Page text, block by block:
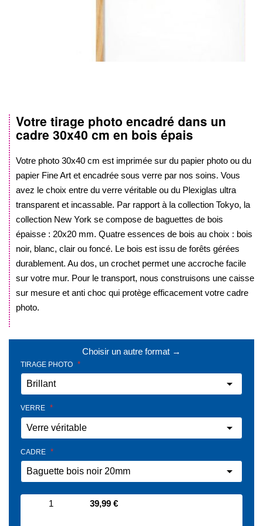
Skip
to
the
beginning
of
the
images
gallery
Votre tirage photo encadré dans un
cadre 30x40 cm en bois épais
Votre photo 30x40 cm est imprimée sur du papier photo ou du
papier Fine Art et encadrée sous verre par nos soins. Vous
avez le choix entre du verre véritable ou du Plexiglas ultra
transparent et incassable. Par rapport à la collection Tokyo, la
collection New York se compose de baguettes de bois
épaisse : 20x20 mm. Quatre essences de bois au choix : bois
noir, blanc, clair ou foncé. Le bois est issu de forêts gérées
durablement. Au dos, un crochet permet une accroche facile
sur votre mur. Pour le transport, nous construisons une caisse
sur mesure et anti choc qui protège efficacement votre cadre
photo.
Choisir un autre format →
TIRAGE PHOTO
VERRE
CADRE
1 39,99 €